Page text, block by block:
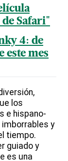
Safari"
4: de
este mes
los
e hispano-
y
tiempo.
guiado y
es una